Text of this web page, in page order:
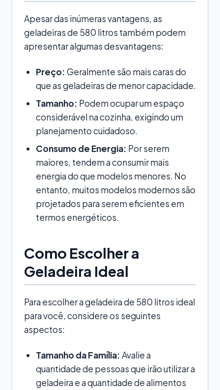
Apesar das inúmeras vantagens, as
geladeiras de 580 litros também podem
apresentar algumas desvantagens:
Preço: Geralmente são mais caras do
que as geladeiras de menor capacidade.
Tamanho: Podem ocupar um espaço
considerável na cozinha, exigindo um
planejamento cuidadoso.
Consumo de Energia: Por serem
maiores, tendem a consumir mais
energia do que modelos menores. No
entanto, muitos modelos modernos são
projetados para serem eficientes em
termos energéticos.
Como Escolher a
Geladeira Ideal
Para escolher a geladeira de 580 litros ideal
para você, considere os seguintes
aspectos:
Tamanho da Família: Avalie a
quantidade de pessoas que irão utilizar a
geladeira e a quantidade de alimentos